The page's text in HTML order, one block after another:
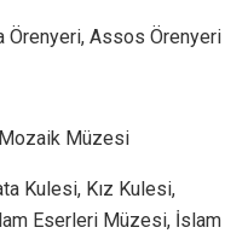
Örenyeri, ⁠Assos Örenyeri
Müzesi
Kulesi, Kız Kulesi,
Eserleri Müzesi, ⁠İslam